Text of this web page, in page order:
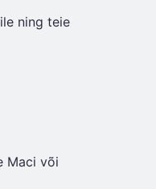
ning teie
Maci või